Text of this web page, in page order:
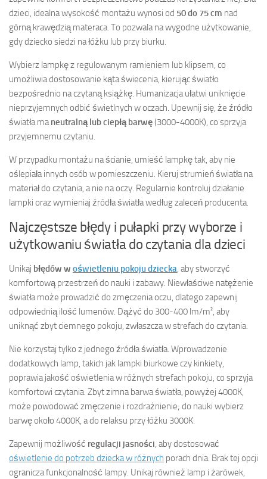
dzieci, idealna wysokość montażu wynosi od 50 do 75 cm nad
górną krawędzią materaca. To pozwala na wygodne użytkowanie,
gdy dziecko siedzi na łóżku lub przy biurku.
Wybierz lampkę z regulowanym ramieniem lub klipsem, co
umożliwia dostosowanie kąta świecenia, kierując światło
bezpośrednio na czytaną książkę. Humanizacja ułatwi uniknięcie
nieprzyjemnych odbić świetlnych w oczach. Upewnij się, że źródło
światła maneutralną lub ciepłą barwę(3000-4000K), co sprzyja
przyjemnemu czytaniu.
W przypadku montażu na ścianie, umieść lampkę tak, aby nie
oślepiała innych osób w pomieszczeniu. Kieruj strumień światła na
materiał do czytania, a nie na oczy. Regularnie kontroluj działanie
lampki oraz wymieniaj źródła światła według zaleceń producenta.
Najczęstsze błędy i pułapki przy wyborze i
użytkowaniu światła do czytania dla dzieci
Unikaj błędów w oświetleniu pokoju dziecka, aby stworzyć
komfortową przestrzeń do nauki i zabawy. Niewłaściwe natężenie
światła może prowadzić do zmęczenia oczu, dlatego zapewnij
odpowiednią ilość lumenów. Dążyć do 300-400 lm/m², aby
uniknąć zbyt ciemnego pokoju, zwłaszcza w strefach do czytania.
Nie korzystaj tylko z jednego źródła światła. Wprowadzenie
dodatkowych lamp, takich jak lampki biurkowe czy kinkiety,
poprawia jakość oświetlenia w różnych strefach pokoju, co sprzyja
komfortowi czytania. Zbyt zimna barwa światła, powyżej 4000K,
może powodować zmęczenie i rozdrażnienie; do nauki wybierz
barwę około 4000K, a do relaksu przy łóżku 3000K.
Zapewnij możliwość regulacji jasności, aby dostosować
oświetlenie do potrzeb dziecka w różnych porach dnia. Brak tej opcji
ogranicza funkcjonalność lampy. Unikaj również lamp i żarówek,